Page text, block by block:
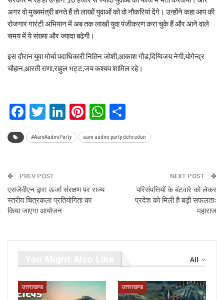
अगर वो मुख्यमंत्री बनते हैं तो लाखों युवाओं को वो नौकरियां देंगे। उन्होंने कहा आप की
रोजगार गारंटी अभियान में अब तक लाखों युवा पंजीकरण करा चुके हैं और आने वाले
समय में ये संख्या और ज्यादा बढेगी।
इस दौरान युवा मोर्चा पदाधिकारी नितिन जोशी,आकाश गौड,दिग्विजय नेगी,योगेन्द्र
चौहान,आरती राणा,राहुल भट्ट,जय कश्यप शामिल रहे।
Facebook
Twitter
LinkedIn
Pinterest
WhatsApp
#AamAadmiParty aam aadmi party dehradun
PREV POST
एसजेवीएन द्वारा ऊर्जा संरक्षण पर राज्य
स्तरीय चित्रकला प्रतियोगिता का
किया जाएगा आयोजन
NEXT POST
परिसंपत्तियों के बंटवारे को लेकर
प्रदेश को मिली है बड़ी सफलताः
महाराज
All
उत्तराखण्ड उत्तराखण्ड